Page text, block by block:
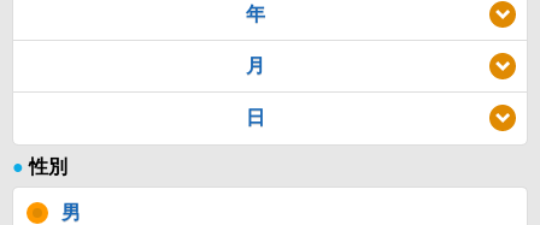
年
月
日
● 性別
男